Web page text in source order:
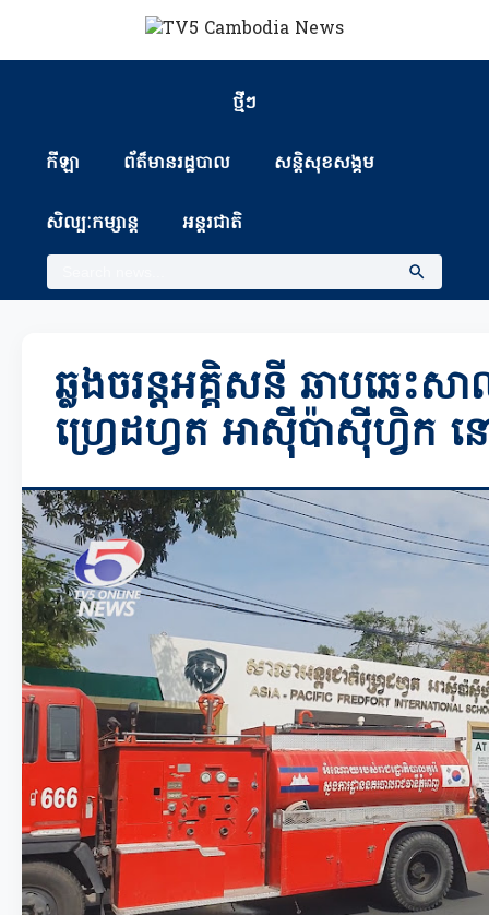
ថ្មីៗ
កីឡា ព័ត៏មានរដ្ឋបាល សន្តិសុខសង្គម
សិល្បៈកម្សាន្ត អន្តរជាតិ
ឆ្លងចរន្តអគ្គិសនី ឆាបឆេះសា
ហ្រេ្វដហ្វត អាស៊ីប៉ាស៊ីហ្វិក ន